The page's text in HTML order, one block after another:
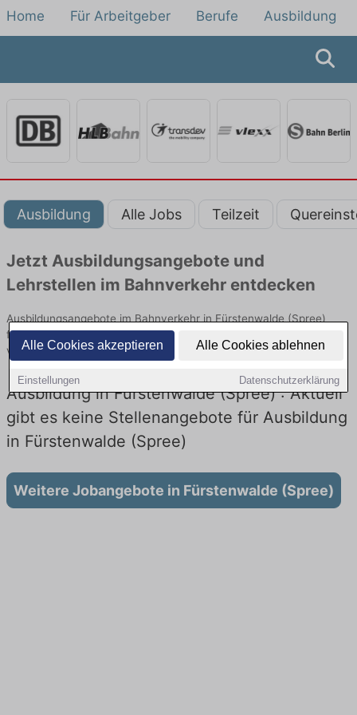
Alle Cookies akzeptieren Alle Cookies ablehnen
Einstellungen Datenschutzerklärung
Home Für Arbeitgeber Berufe Ausbildung
Ausbildung Alle Jobs Teilzeit
Jetzt Ausbildungsangebote und
Lehrstellen im Bahnverkehr entdecken
Ausbildungsangebote im Bahnverkehr in Fürstenwalde (Spree)
finden Sie von namhaften Firmen. Entdecken Sie freie Optionen
von Top-Arbeitgebern und bewerben Sie sich noch heute.
Ausbildung in Fürstenwalde (Spree) : Aktuell
gibt es keine Stellenangebote für Ausbildung
in Fürstenwalde (Spree)
Weitere Jobangebote in Fürstenwalde (Spree)